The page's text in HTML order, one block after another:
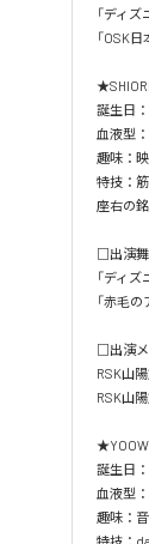
「ディ
「OSK
★SHIORI
誕生日
血液型
趣味：
特技：
座右の
□出演
「ディ
「赤毛
□出演
RSK山
RSK山
誕生日
血液型
趣味：